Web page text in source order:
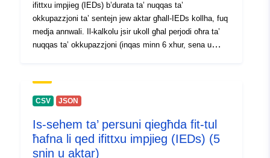
Tip: Polygon
Identifikaturi: 236402-0
Drittijiet ta'
Aċċess:
public
ifittxu impjieg (IEDs) b’durata ta’ nuqqas ta’
okkupazzjoni ta’ sentejn jew aktar għall-IEDs kollha, fuq
medja annwali. Il-kalkolu jsir ukoll għal perjodi oħra ta’
nuqqas ta’ okkupazzjoni (inqas minn 6 xhur, sena u
minn "[\2](\1)".
CSV JSON
Is-sehem ta’ persuni qiegħda fit-tul
ħafna li qed ifittxu impjieg (IEDs) (5
snin u aktar)